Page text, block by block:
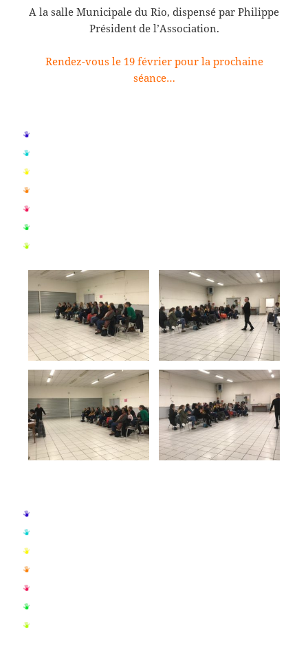
A la salle Municipale du Rio, dispensé par Philippe
Président de l’Association.
Rendez-vous le 19 février pour la prochaine
séance…